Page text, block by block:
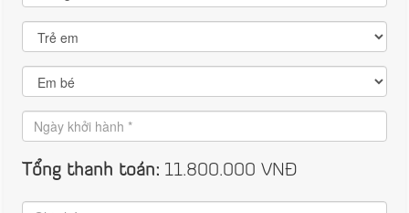
Tổng thanh toán: 11.800.000VNĐ